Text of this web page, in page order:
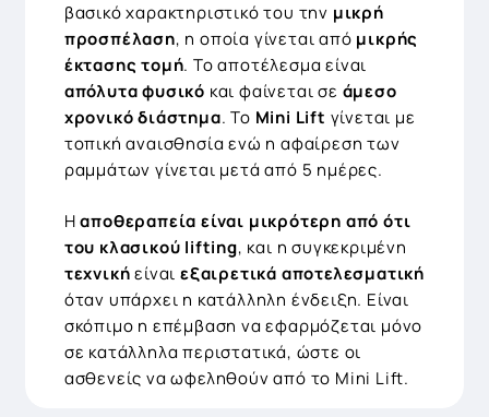
βασικό χαρακτηριστικό του την μικρή
προσπέλαση, η οποία γίνεται από μικρής
έκτασης τομή. Το αποτέλεσμα είναι
απόλυτα φυσικό και φαίνεται σε άμεσο
χρονικό διάστημα. Το Mini Lift γίνεται με
τοπική αναισθησία ενώ η αφαίρεση των
ραμμάτων γίνεται μετά από 5 ημέρες.
Ηαποθεραπεία είναι μικρότερη από ότι
του κλασικού lifting, και η συγκεκριμένη
τεχνικήείναιεξαιρετικά αποτελεσματική
όταν υπάρχει η κατάλληλη ένδειξη. Είναι
σκόπιμο η επέμβαση να εφαρμόζεται μόνο
σε κατάλληλα περιστατικά, ώστε οι
ασθενείς να ωφεληθούν από το Mini Lift.